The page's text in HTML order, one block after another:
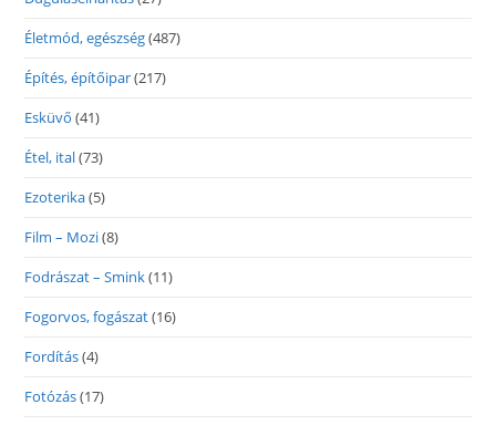
Életmód, egészség(487)
Építés, építőipar(217)
Esküvő (41)
Étel, ital(73)
Ezoterika(5)
Film – Mozi(8)
Fodrászat – Smink(11)
Fogorvos, fogászat(16)
Fordítás(4)
Fotózás(17)